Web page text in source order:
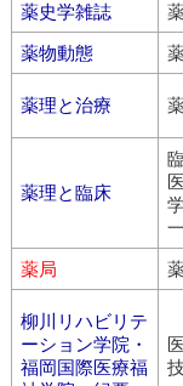
薬史学雑誌
薬物動態
薬理と治療
薬理と臨床
医
薬局
柳川リハビリテ
ーション学院・
福岡国際医療福